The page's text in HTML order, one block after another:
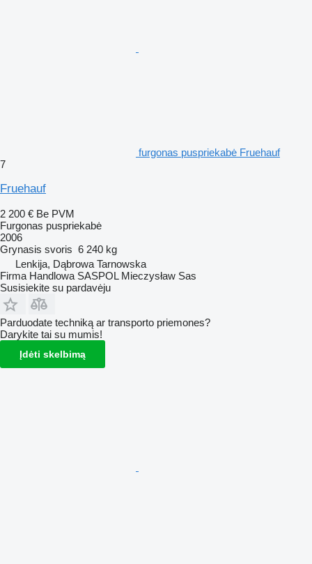
furgonas puspriekabė Fruehauf
7
Fruehauf
2 200 € Be PVM
Furgonas puspriekabė
2006
Grynasis svoris 6 240 kg
Lenkija, Dąbrowa Tarnowska
Firma Handlowa SASPOL Mieczysław Sas
Susisiekite su pardavėju
Parduodate techniką ar transporto priemones?
Darykite tai su mumis!
Įdėti skelbimą